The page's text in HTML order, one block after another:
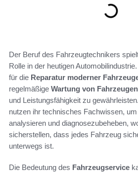
Der Beruf des Fahrzeugtechnikers
Rolle in der heutigen
für die Reparatur moderner
regelmäßige Wartung von Fahrzeugen
und Leistungsfähigkeit zu gewährleisten.
nutzen ihr technisches Fachwissen,
analysieren und diagnosezubeheben,
sicherstellen, dass jedes Fahrzeug
unterwegs ist.
Die Bedeutung des Fahrzeugservice